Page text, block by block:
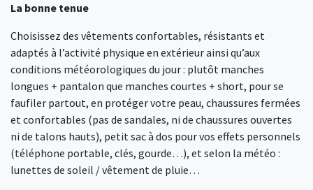
La bonne tenue
Choisissez des vêtements confortables, résistants et
adaptés à l’activité physique en extérieur ainsi qu’aux
conditions météorologiques du jour : plutôt manches
longues + pantalon que manches courtes + short, pour se
faufiler partout, en protéger votre peau, chaussures fermées
et confortables (pas de sandales, ni de chaussures ouvertes
ni de talons hauts), petit sac à dos pour vos effets personnels
(téléphone portable, clés, gourde…), et selon la météo :
lunettes de soleil / vêtement de pluie…